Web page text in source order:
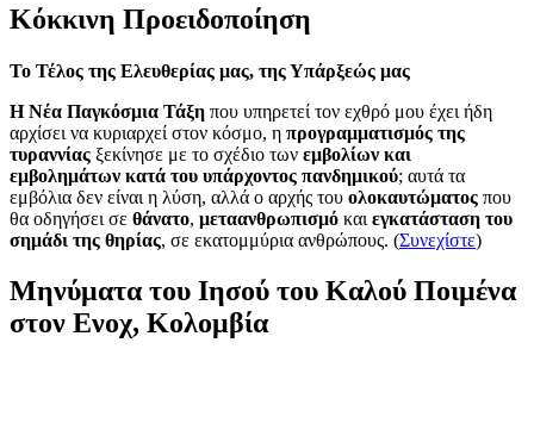
Κόκκινη Προειδοποίηση
Το Τέλος της Ελευθερίας μας, της Υπάρξεώς μας
Η Νέα Παγκόσμια Τάξη που υπηρετεί τον εχθρό μου έχει ήδη
αρχίσει να κυριαρχεί στον κόσμο, η προγραμματισμός της
τυραννίας ξεκίνησε με το σχέδιο των εμβολίων και
εμβολημάτων κατά του υπάρχοντος πανδημικού; αυτά τα
εμβόλια δεν είναι η λύση, αλλά ο αρχής του ολοκαυτώματος που
θα οδηγήσει σε θάνατο, μεταανθρωπισμό και εγκατάσταση του
σημάδι της θηρίας, σε εκατομμύρια ανθρώπους. (Συνεχίστε)
Μηνύματα του Ιησού του Καλού Ποιμένα
στον Ενοχ, Κολομβία